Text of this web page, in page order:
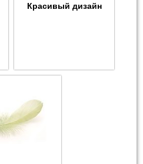
Красивый дизайн